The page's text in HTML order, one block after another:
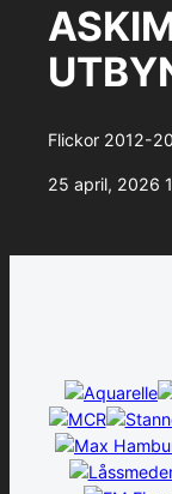
Flickor 2012-
25 april, 2026